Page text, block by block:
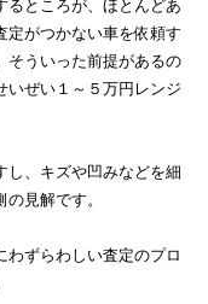
るところが、ほとんどあ
定がつかない車を依頼す
そういった前提があるの
いぜい１～５万円レンジ
し、キズや凹みなどを細
見解です。
わずらわしい査定のプロ